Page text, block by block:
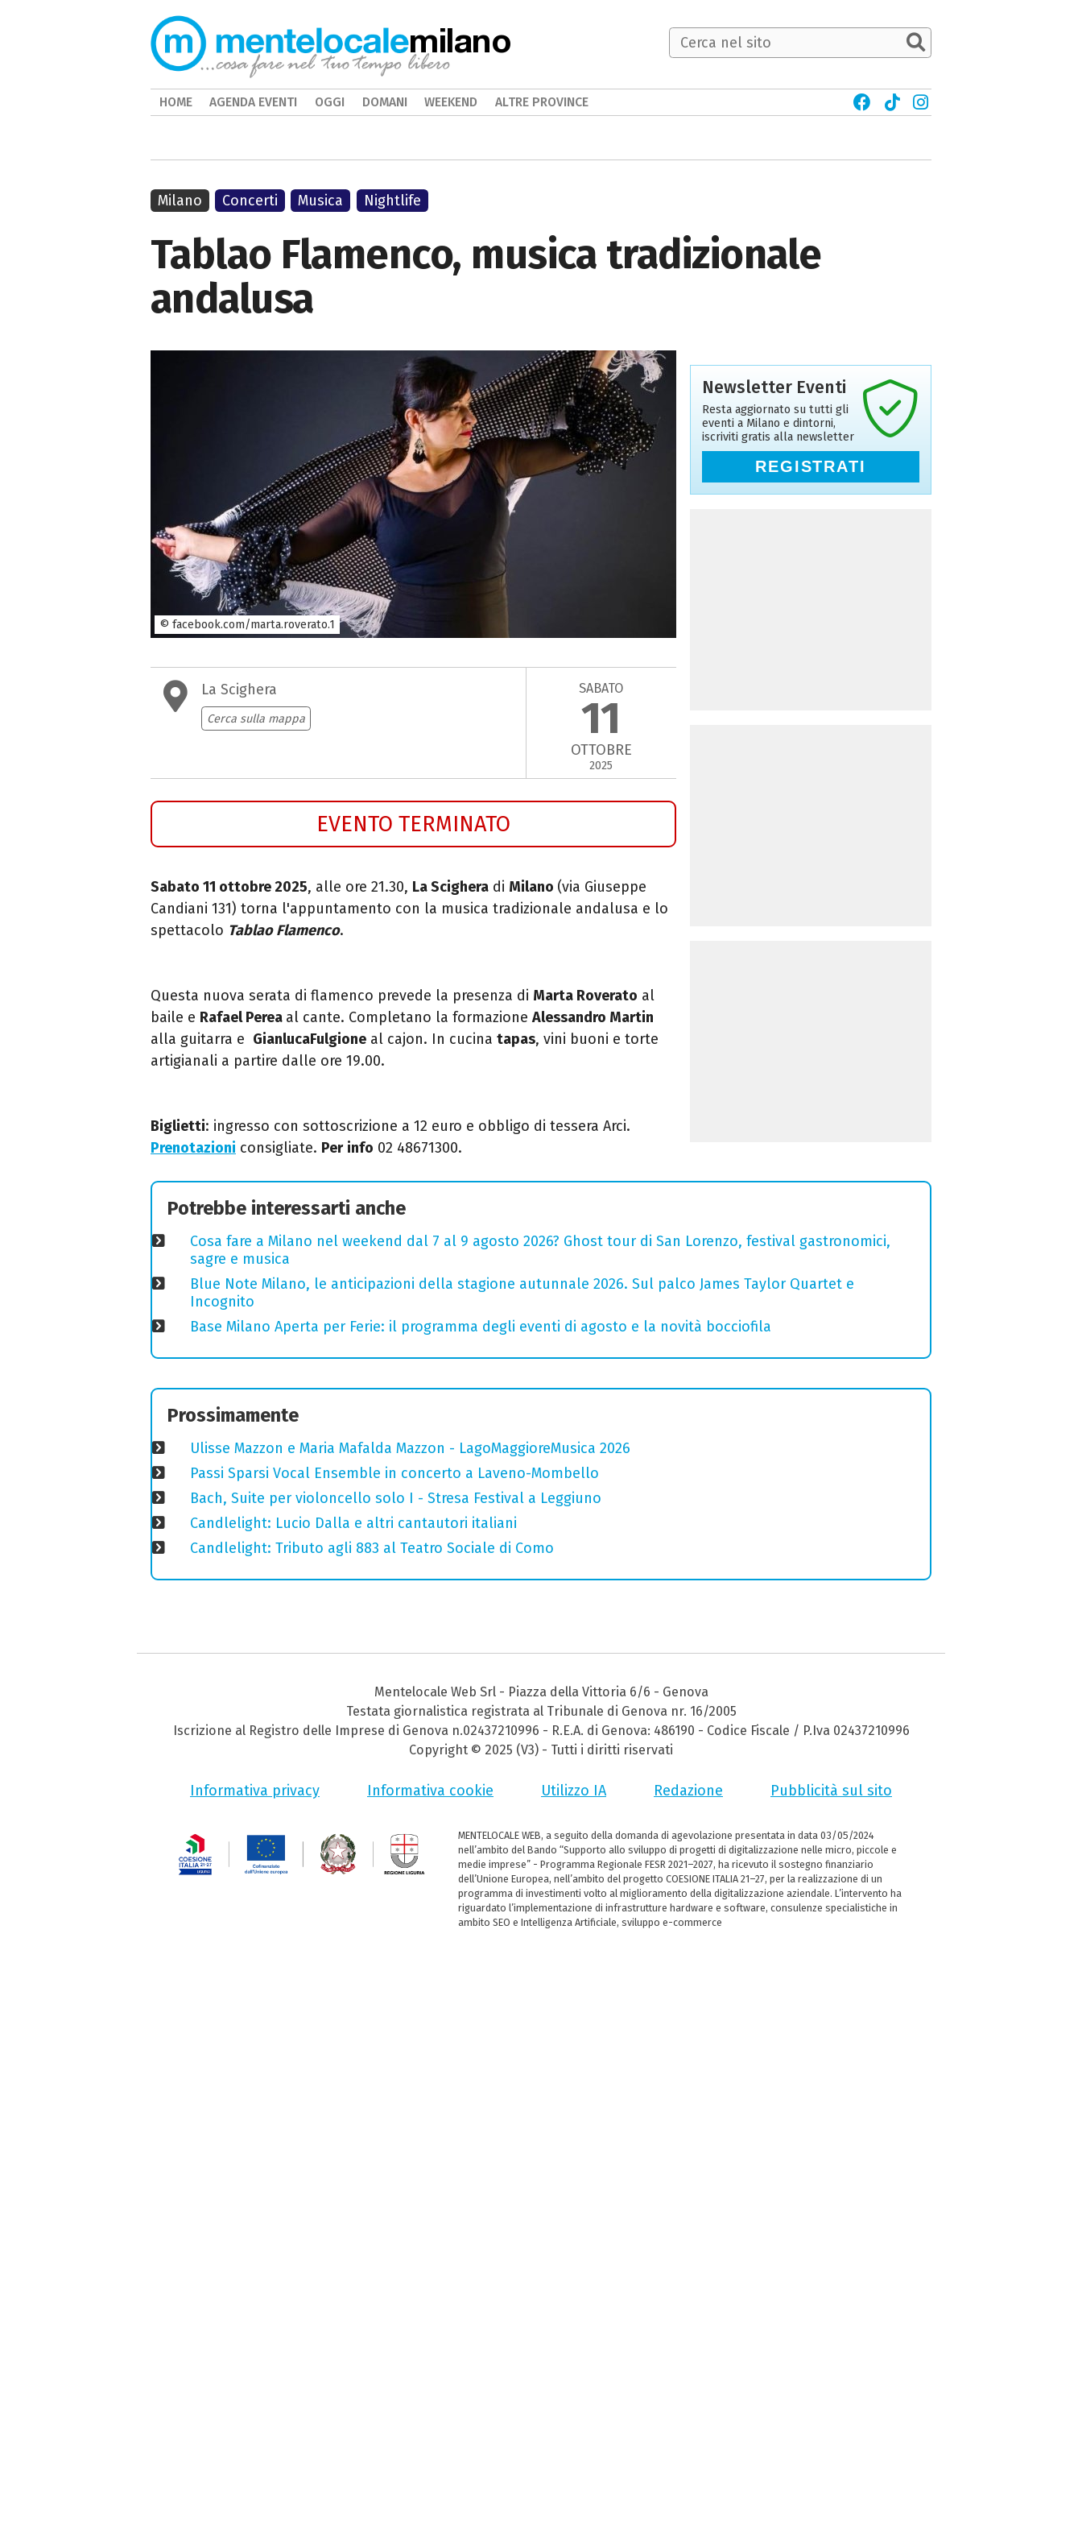
Tablao Flamenco, musica tradizionale
andalusa
© facebook.com/marta.roverato.1
La Scighera
Cerca sulla mappa
SABATO
11
OTTOBRE
2025
EVENTO TERMINATO
Sabato 11 ottobre 2025, alle ore 21.30, La Scighera di Milano (via Giuseppe
Candiani 131) torna l'appuntamento con la musica tradizionale andalusa e lo
spettacolo Tablao Flamenco.
Questa nuova serata di flamenco prevede la presenza di Marta Roverato al
baile e Rafael Perea al cante. Completano la formazione Alessandro Martin
alla guitarra e GianlucaFulgione al cajon. In cucina tapas, vini buoni e torte
artigianali a partire dalle ore 19.00.
Biglietti: ingresso con sottoscrizione a 12 euro e obbligo di tessera Arci.
Prenotazioni consigliate. Per info 02 48671300.
Milano Concerti Musica Nightlife
Newsletter Eventi
Resta aggiornato su tutti gli
eventi a Milano e dintorni,
iscriviti gratis alla newsletter
REGISTRATI
Potrebbe interessarti anche
Cosa fare a Milano nel weekend dal 7 al 9 agosto 2026? Ghost tour di San Lorenzo, festival gastronomici,
sagre e musica
Blue Note Milano, le anticipazioni della stagione autunnale 2026. Sul palco James Taylor Quartet e
Incognito
Base Milano Aperta per Ferie: il programma degli eventi di agosto e la novità bocciofila
Prossimamente
Ulisse Mazzon e Maria Mafalda Mazzon - LagoMaggioreMusica 2026
Passi Sparsi Vocal Ensemble in concerto a Laveno-Mombello
Bach, Suite per violoncello solo I - Stresa Festival a Leggiuno
Candlelight: Lucio Dalla e altri cantautori italiani
Candlelight: Tributo agli 883 al Teatro Sociale di Como
milano
HOME AGENDA EVENTI OGGI DOMANI WEEKEND ALTRE PROVINCE
Mentelocale Web Srl - Piazza della Vittoria 6/6 - Genova
Testata giornalistica registrata al Tribunale di Genova nr. 16/2005
Iscrizione al Registro delle Imprese di Genova n.02437210996 - R.E.A. di Genova: 486190 - Codice Fiscale / P.Iva 02437210996
Copyright © 2025 (V3) - Tutti i diritti riservati
Informativa privacy Informativa cookie Utilizzo IA Redazione Pubblicità sul sito
MENTELOCALE WEB, a seguito della domanda di agevolazione presentata in data 03/05/2024
nell’ambito del Bando “Supporto allo sviluppo di progetti di digitalizzazione nelle micro, piccole e
medie imprese” - Programma Regionale FESR 2021–2027, ha ricevuto il sostegno finanziario
dell’Unione Europea, nell’ambito del progetto COESIONE ITALIA 21–27, per la realizzazione di un
programma di investimenti volto al miglioramento della digitalizzazione aziendale. L’intervento ha
riguardato l’implementazione di infrastrutture hardware e software, consulenze specialistiche in
ambito SEO e Intelligenza Artificiale, sviluppo e-commerce